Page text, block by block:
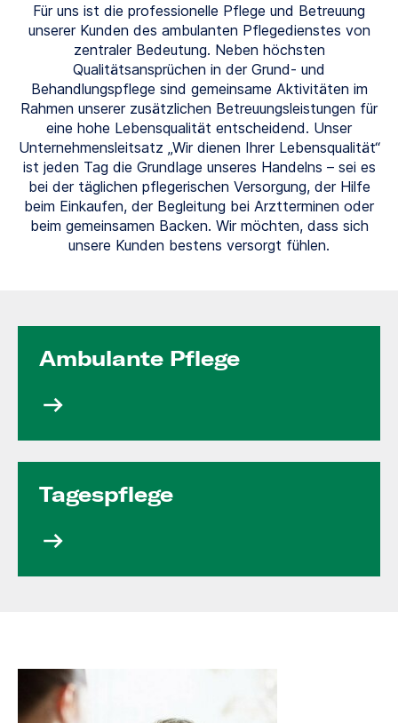
Für uns ist die professionelle Pflege und Betreuung
unserer Kunden des ambulanten Pflegedienstes von
zentraler Bedeutung. Neben höchsten
Qualitätsansprüchen in der Grund- und
Behandlungspflege sind gemeinsame Aktivitäten im
Rahmen unserer zusätzlichen Betreuungsleistungen für
eine hohe Lebensqualität entscheidend. Unser
Unternehmensleitsatz „Wir dienen Ihrer Lebensqualität“
ist jeden Tag die Grundlage unseres Handelns – sei es
bei der täglichen pflegerischen Versorgung, der Hilfe
beim Einkaufen, der Begleitung bei Arztterminen oder
beim gemeinsamen Backen. Wir möchten, dass sich
unsere Kunden bestens versorgt fühlen.
Ambulante Pflege
Tagespflege